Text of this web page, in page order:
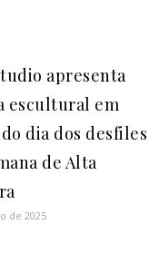
apresenta
escultural em
dia dos desfiles
de Alta
de 2025